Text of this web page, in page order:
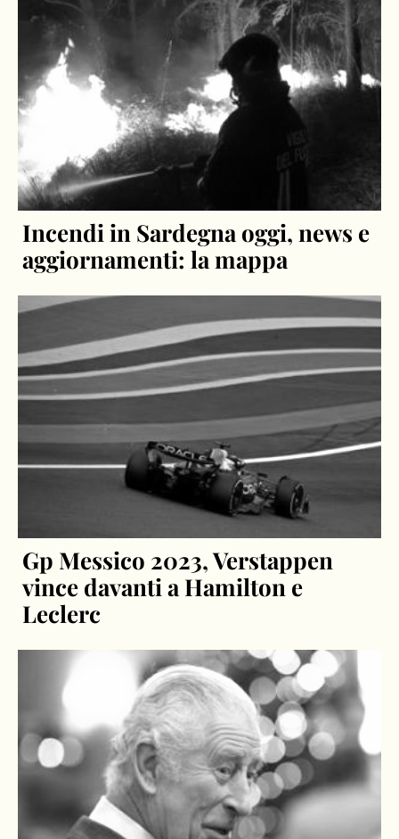
Incendi in Sardegna oggi, news e
aggiornamenti: la mappa
Gp Messico 2023, Verstappen
vince davanti a Hamilton e
Leclerc